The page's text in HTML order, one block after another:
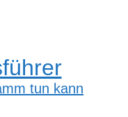
tun kann